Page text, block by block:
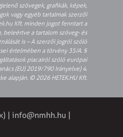
szövegek, grafikák, képek,
vagy egyéb tartalmak szerzői
Kft. minden jogot fenntart a
beleértve a tartalom szöveg- és
is – A szerzői jogról szóló
értelmében a törvény 35/A. §
piacairól szóló európai
(EU) 2019/790 Irányelve) 4.
alapján. © 2026 HETEK.HU Kft.
| info@nmhh.hu |